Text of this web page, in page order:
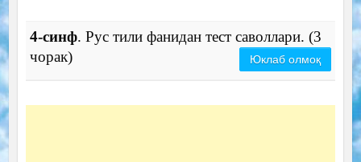
4-синф. Рус тили фанидан тест саволлари. (3
чорак)
Юклаб олмоқ